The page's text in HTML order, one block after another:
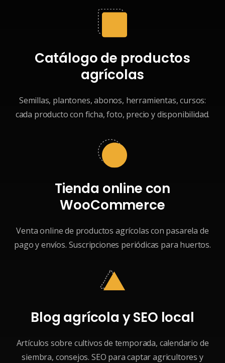
Catálogo de productos
agrícolas
Semillas, plantones, abonos, herramientas, cursos:
cada producto con ficha, foto, precio y disponibilidad.
Tienda online con
WooCommerce
Venta online de productos agrícolas con pasarela de
pago y envíos. Suscripciones periódicas para huertos.
Blog agrícola y SEO local
Artículos sobre cultivos de temporada, calendario de
siembra, consejos. SEO para captar agricultores y